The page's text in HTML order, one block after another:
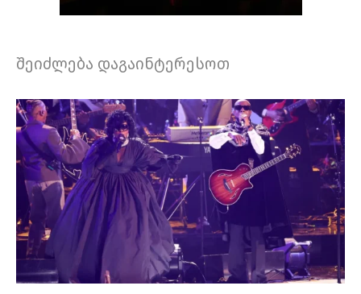
შეიძლება დაგაინტერესოთ